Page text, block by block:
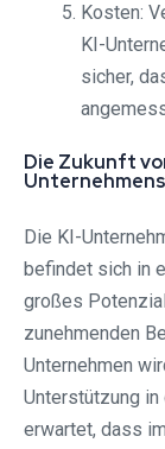
Kosten:
KI-
sicher,
Die Zukunft
Die KI-
befindet sich in
großes
zunehmenden
Unternehmen
Unterstützung
erwartet, dass